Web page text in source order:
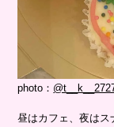
photo：
昼はカフェ、夜は